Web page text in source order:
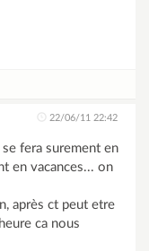
22/06/11 22:42
fera surement en
en vacances... on
après ct peut etre
ca nous